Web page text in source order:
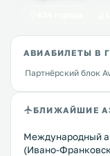
АВИАБИЛЕТЫ В
Партнёрский блок
БЛИЖАЙШИЕ
Международный
(Ивано-